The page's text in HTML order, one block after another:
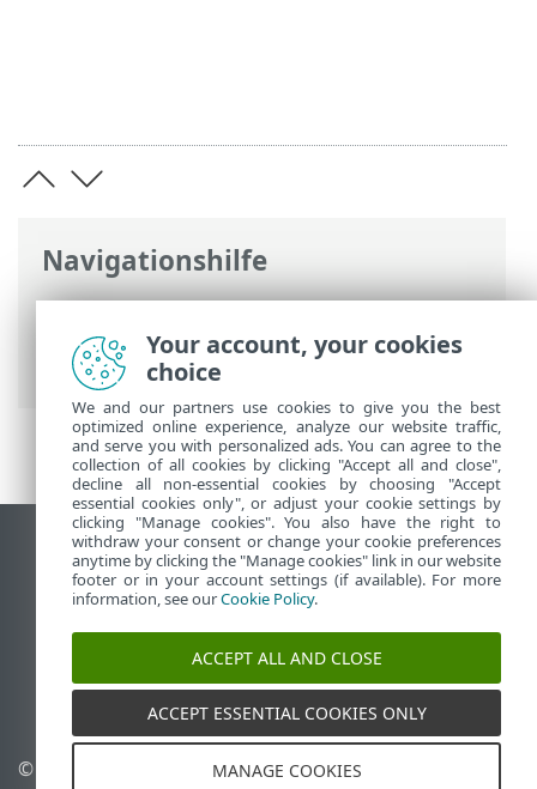
Navigationshilfe
ESET Online-Hilfe>ESET Server Security
for Linux
>Konfiguration >Malware Scan
Engine> Malware-Scans
Desktop-Site anzeigen
End of Life
ESET Knowledgebase
ESET-Forum
ESET Status Portal
Regionaler Support
© 1992 - 2025 ESET, spol. s r.
Cookies verwalten
Your account, your cookies
choice
We and our partners use cookies to give you the best
optimized online experience, analyze our website traffic,
and serve you with personalized ads. You can agree to the
collection of all cookies by clicking "Accept all and close",
decline all non-essential cookies by choosing "Accept
essential cookies only", or adjust your cookie settings by
clicking "Manage cookies". You also have the right to
withdraw your consent or change your cookie preferences
anytime by clicking the "Manage cookies" link in our website
footer or in your account settings (if available). For more
information, see ourCookie Policy.
ACCEPT ALL AND CLOSE
ACCEPT ESSENTIAL COOKIES ONLY
MANAGE COOKIES